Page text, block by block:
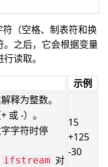
（空格、制表符和换
之后，它会根据变量
读取。
示例
释为整数。
或 -）。
字符时停
ifstream 对
15
+125
-30